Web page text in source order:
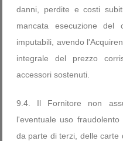
danni, perdite e costi
mancata esecuzione
imputabili, avendo
integrale del prezzo
accessori sostenuti.
9.4. Il Fornitore non
l'eventuale uso
da parte di terzi, delle carte